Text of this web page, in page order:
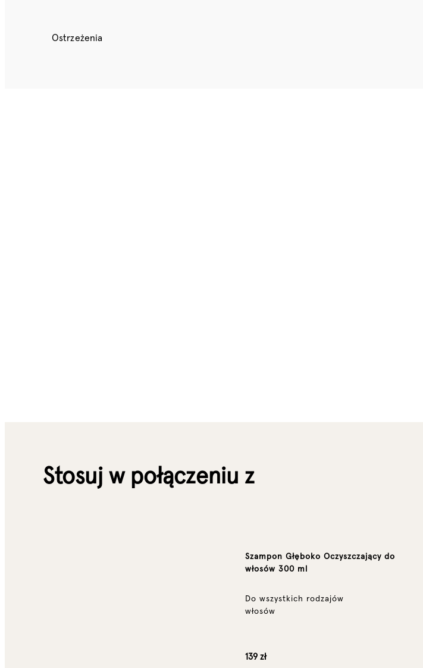
Ostrzeżenia
Stosuj w połączeniu z
Szampon Głęboko Oczyszczający do
włosów 300 ml
Do wszystkich rodzajów
włosów
139 zł